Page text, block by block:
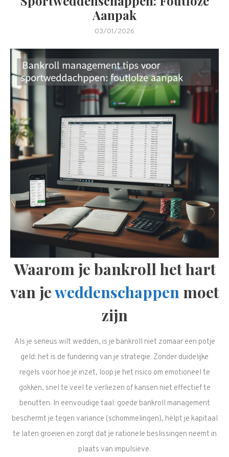
Aanpak
03/01/2026
Waarom je bankroll het hart
van jeweddenschappen moet
zijn
Als je serieus wilt wedden, is je bankroll niet zomaar een potje
geld: het is de fundering van je strategie. Zonder duidelijke
regels voor hoe je inzet, loop je het risico om emotioneel te
gokken, snel te veel te verliezen of kansen niet effectief te
benutten. In eenvoudige taal: goede bankroll management
beschermt je tegen variance (schommelingen), helpt je kapitaal
te laten groeien en zorgt dat je rationele beslissingen neemt in
plaats van impulsieve.